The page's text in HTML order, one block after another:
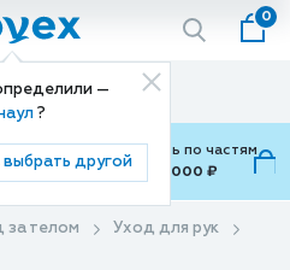
—
?
выбрать другой
0
Способ доставки
Доставка
Можно оплатить по частям
от 700 ₽ до 15,000 ₽
за телом
Уход для рук